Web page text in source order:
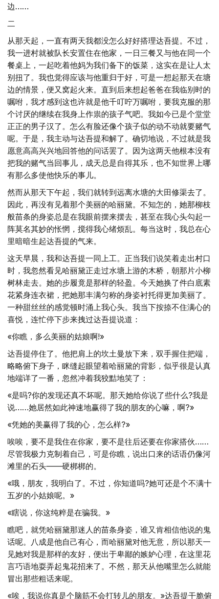
边……
二
从那天起，一直有两天我都没怎么好好搭理达吾提。不过，
我一进村就被队长安置住在他家，一日三餐又与他在同一个
餐桌上，一起吃着他妈为我们备下的饭菜，这实在是让人太
别扭了。我也觉得应该与他重归于好，可是一想起那天在塘
边的情景，便又窝起火来。直到后来想起爸爸在我临别时的
嘱咐，我才感到这也许就是他千叮咛万嘱咐，要我克服的那
个讨厌的继续在我身上作祟的孩子气吧。我如今已是个堂堂
正正的男子汉了。怎么有脸还像个孩子似的动不动就要赌气
呢。于是，我主动与达吾提和解了。确切地说，不过就是我
愿意高高兴兴地回答他的问话罢了。因为这两天他根本没有
把我的赌气当回事儿，成天总是自得其乐，也不知世界上哪
有那么多使他快乐的事儿。
然而从那天下午起，我们就转到远离水塘的大田修渠去了。
因此，再没有见着那个美丽的哈丽黛。不知怎的，她那柳枝
般苗条的身姿总是在我眼前摆来摆去，甚至在我心头勾起一
阵莫名其妙的怅惘，搅得我心绪烦乱。每当这时，我总在心
里暗暗生起达吾提的气来。
这天早晨，我和达吾提一同上工。正当我们说笑着走出村口
时，我忽然看见哈丽黛正走过水塘上游的木桥，朝那片小柳
树林走去。她的步履竟是那样的轻盈。今天她换了件白底素
花紧身连衣裙，把她那丰满匀称的身姿衬托得更加美丽了。
一种甜丝丝的感觉顿时涌上我心头。我当下按捺不住满心的
喜悦，连忙停下步来拽过达吾提说道：
«你瞧，多么美丽的姑娘啊!»
达吾提停住了。他把肩上的坎土曼放下来，双手握住把端，
略略俯下身子，眯缝起眼望着哈丽黛的背影，似乎很是认真
地端详了一番，忽然冲着我狡黠地笑了：
«是吗?你的发现还真不坏呢。那天她给你说了些什么?我是
说……她居然如此神速地赢得了我的朋友的心嘛，啊?»
«凭她的美赢得了我的心，怎么样?»
唉唉，要不是我住在你家，要不是往后还要在你家搭伙……
尽管我极力克制着自己，可是你瞧，说出口来的话语仍像河
滩里的石头——硬梆梆的。
«哦，朋友，我明白了。不过，你知道吗?她可还是个不满十
五岁的小姑娘呢。»
«瞎说，你这纯粹是在骗我。»
瞧吧，就凭哈丽黛那迷人的苗条身姿，谁又肯相信他说的鬼
话呢。八成是他自己有心，而哈丽黛对他无意，所以那天一
见她对我是那样的友好，便出于卑鄙的嫉妒心理，在这里花
言巧语地耍弄起鬼花招来了。不然，那天从他嘴里怎么就能
冒出那些粗话来呢。
«唉，我说你真是个脑筋不会打转儿的朋友。»达吾提干脆俯